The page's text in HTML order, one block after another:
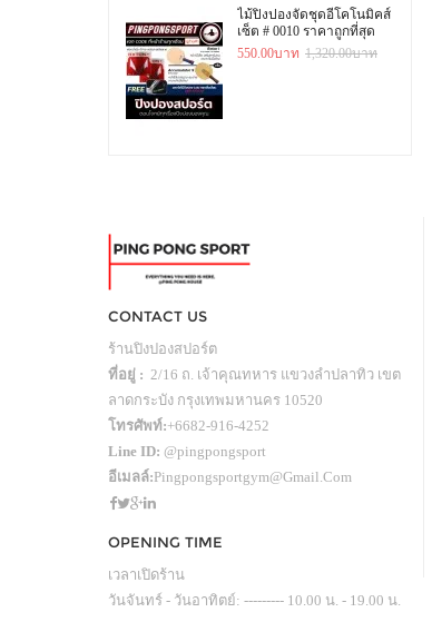
ไม้ปิงปองจัดชุดอีโคโนมิคส์
เซ็ต # 0010 ราคาถูกที่สุด
550.00บาท 1,320.00บาท
CONTACT US
ร้านปิงปองสปอร์ต
ที่อยู่ : 2/16 ถ. เจ้าคุณทหาร แขวงลำปลาทิว เขต
ลาดกระบัง กรุงเทพมหานคร 10520
โทรศัพท์:+6682-916-4252
Line ID: @pingpongsport
อีเมลล์:Pingpongsportgym@gmail.com
OPENING TIME
เวลาเปิดร้าน
วันจันทร์ - วันอาทิตย์: --------- 10.00 น. - 19.00 น.